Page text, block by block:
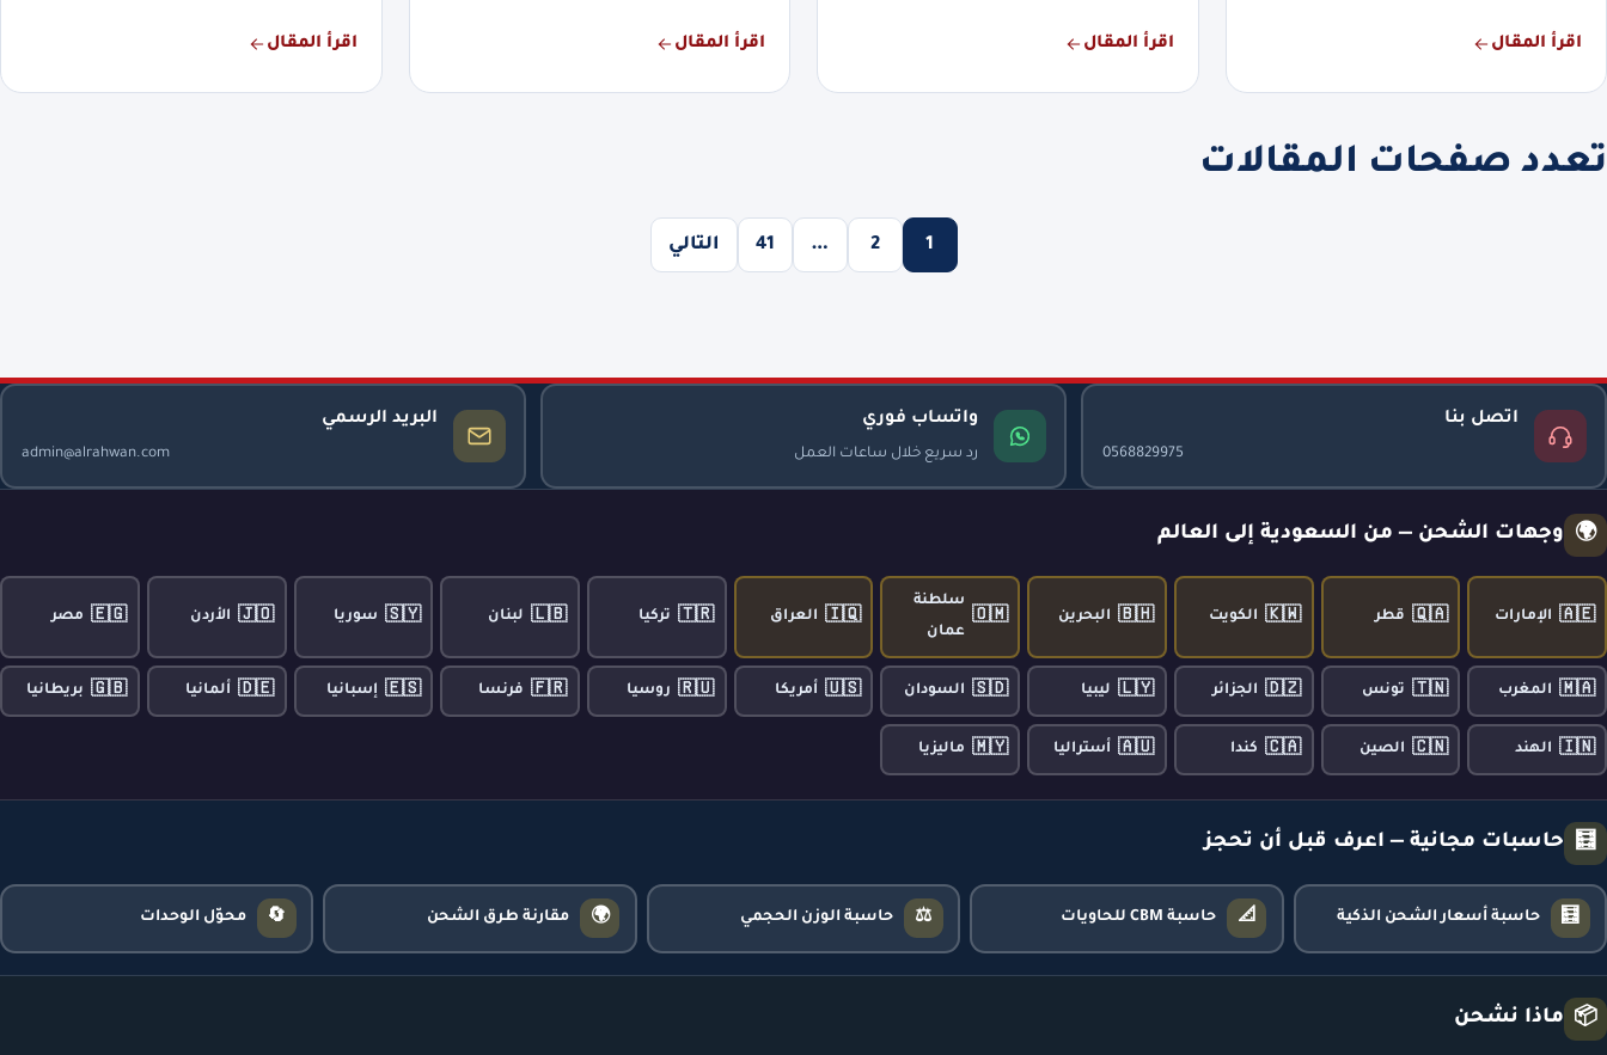
اقرأ المقال اقرأ المقال اقرأ المقال اقرأ المقال
تعدد صفحات المقالات
1
2
…
41 التالي
اتصل بنا
0568829975
واتساب فوري
رد سريع خلال ساعات العمل
البريد الرسمي
admin@alrahwan.com
🌍 وجهات الشحن — من السعودية إلى العالم
🇦🇪 الإمارات 🇶🇦 قطر 🇰🇼 الكويت 🇧🇭 البحرين 🇴🇲
سلطنة
عمان
🇮🇶 العراق 🇹🇷 تركيا 🇱🇧 لبنان 🇸🇾 سوريا 🇯🇴 الأردن 🇪🇬 مصر
🇲🇦 المغرب 🇹🇳 تونس 🇩🇿 الجزائر 🇱🇾 ليبيا 🇸🇩 السودان 🇺🇸 أمريكا 🇷🇺 روسيا 🇫🇷 فرنسا 🇪🇸 إسبانيا 🇩🇪 ألمانيا 🇬🇧 بريطانيا
🇮🇳 الهند 🇨🇳 الصين 🇨🇦 كندا 🇦🇺 أستراليا 🇲🇾 ماليزيا
🧮 حاسبات مجانية — اعرف قبل أن تحجز
🧮 حاسبة أسعار الشحن الذكية 📐 حاسبة CBM للحاويات ⚖️ حاسبة الوزن الحجمي 🌍 مقارنة طرق الشحن 🔄 محوّل الوحدات
📦 ماذا نشحن